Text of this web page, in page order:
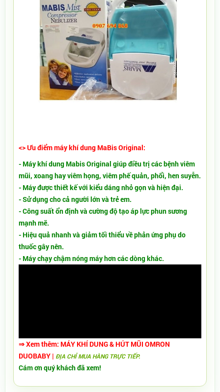
<> Ưu điểm máy khí dung MaBis Original:
- Máy khí dung Mabis Original giúp điều trị các bệnh viêm
mũi, xoang hay viêm họng, viêm phế quản, phổi, hen suyễn.
- Máy được thiết kế với kiểu dáng nhỏ gọn và hiện đại.
- Sử dụng cho cả người lớn và trẻ em.
- Công suất ổn định và cường độ tạo áp lực phun sương
mạnh mẽ.
- Hiệu quả nhanh và giảm tối thiểu về phản ứng phụ do
thuốc gây nên.
- Máy chạy chậm nóng máy hơn các dòng khác.
⇒ Xem thêm: MÁY KHÍ DUNG & HÚT MŨI OMRON
DUOBABY​ | ĐỊA CHỈ MUA HÀNG TRỰC TIẾP.
Cám ơn quý khách đã xem!